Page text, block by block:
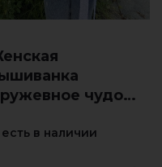
чудо
есть в наличии